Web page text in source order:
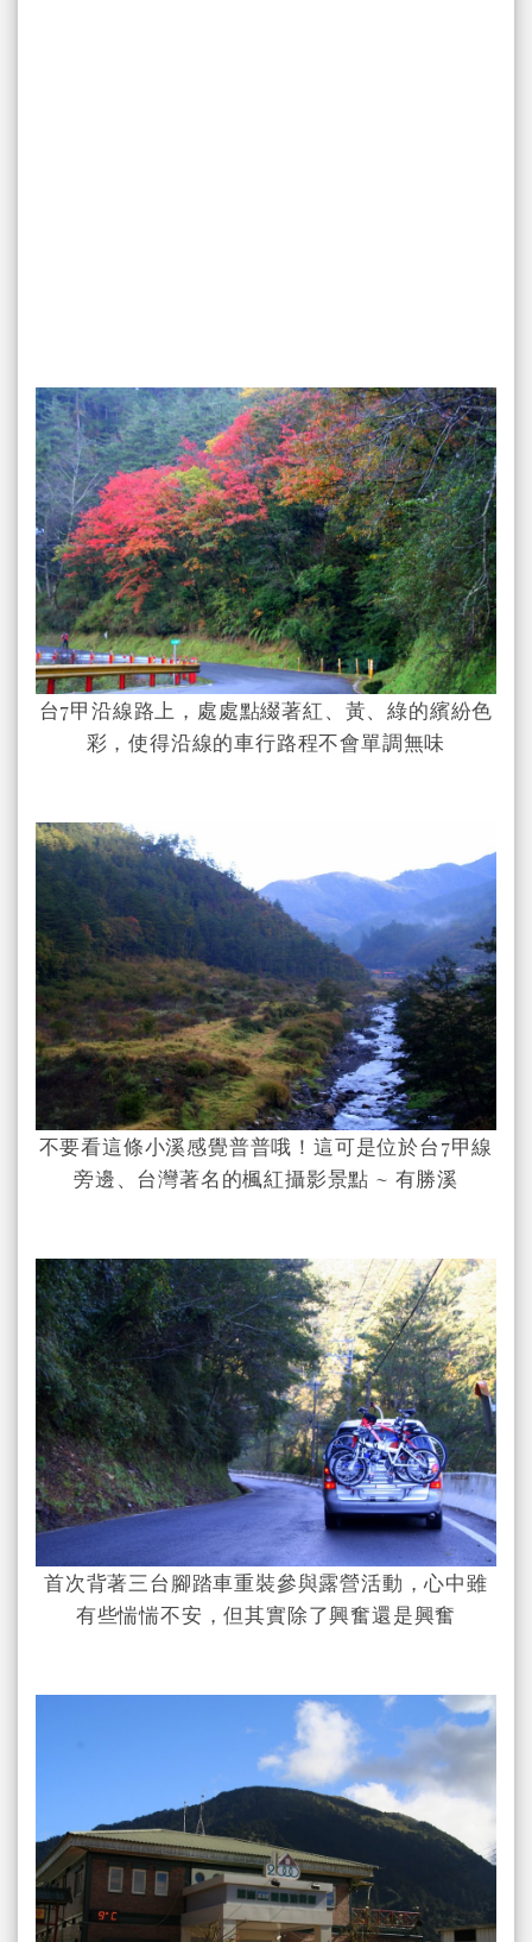
台7甲沿線路上，處處點綴著紅、黃、綠的繽紛色
彩，使得沿線的車行路程不會單調無味
不要看這條小溪感覺普普哦！這可是位於台7甲線
旁邊、台灣著名的楓紅攝影景點 ~ 有勝溪
首次背著三台腳踏車重裝參與露營活動，心中雖
有些惴惴不安，但其實除了興奮還是興奮